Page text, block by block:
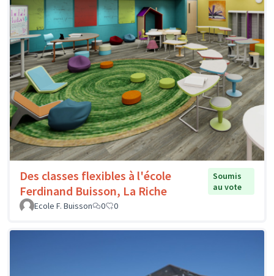
Des classes flexibles à l'école
Ferdinand Buisson, La Riche
Soumis
au vote
Ecole F. Buisson
0 0